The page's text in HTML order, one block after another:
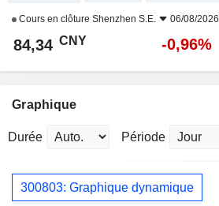
Cours en clôture Shenzhen S.E. 06/08/2026
84,34 CNY -0,96%
Graphique
Durée Période
300803: Graphique dynamique